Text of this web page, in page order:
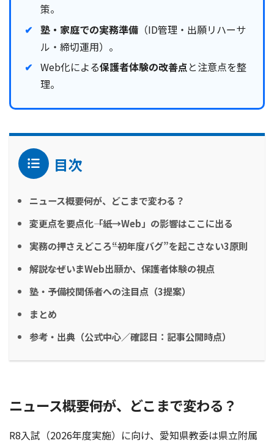
策。
塾・家庭での実務準備（ID管理・出願リハーサ
ル・締切運用）。
Web化による保護者体験の改善点と注意点を整
理。
目次
ニュース概要――何が、どこまで変わる？
変更点を要点化――「紙→Web」の影響はここに出る
実務の押さえどころ――“初年度バグ”を起こさない3原則
解説――なぜいまWeb出願か、保護者体験の視点
塾・予備校関係者への注目点（3提案）
まとめ
参考・出典（公式中心／確認日：記事公開時点）
ニュース概要――何が、どこまで変わる？
R8入試（2026年度実施）に向け、愛知県教委は県立附属